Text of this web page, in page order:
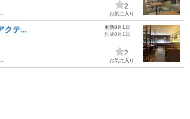
2
お気に入り
クテ...
更新8月1日
作成8月1日
2
お気に入り